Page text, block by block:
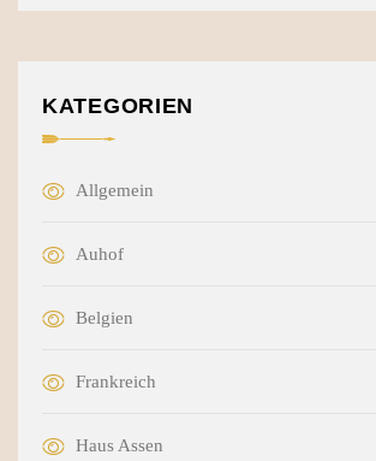
KATEGORIEN
Allgemein
Auhof
Belgien
Frankreich
Haus Assen